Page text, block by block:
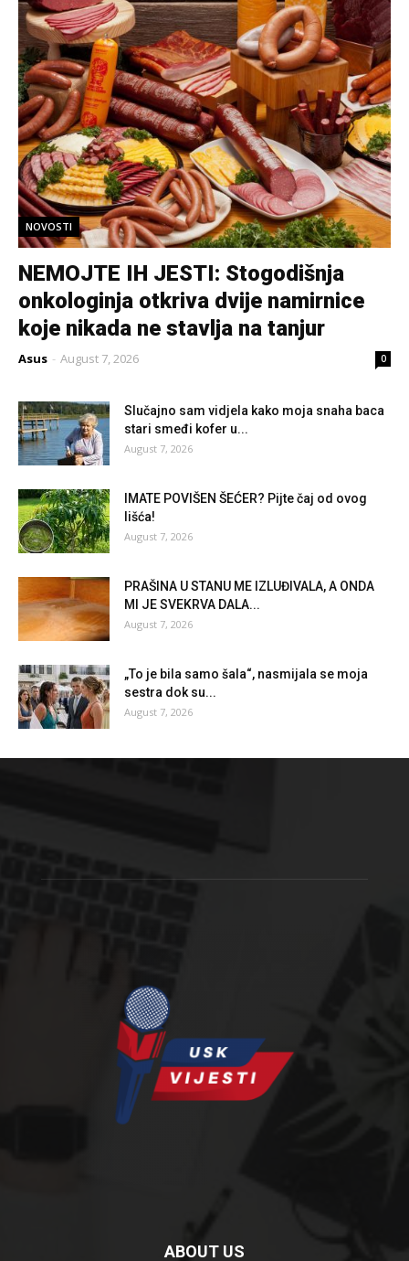
NOVOSTI
NEMOJTE IH JESTI: Stogodišnja
onkologinja otkriva dvije namirnice
koje nikada ne stavlja na tanjur
Asus - August 7, 2026 0
Slučajno sam vidjela kako moja snaha baca
stari smeđi kofer u...
August 7, 2026
IMATE POVIŠEN ŠEĆER? Pijte čaj od ovog
lišća!
August 7, 2026
PRAŠINA U STANU ME IZLUĐIVALA, A ONDA
MI JE SVEKRVA DALA...
August 7, 2026
„To je bila samo šala“, nasmijala se moja
sestra dok su...
August 7, 2026
ABOUT US